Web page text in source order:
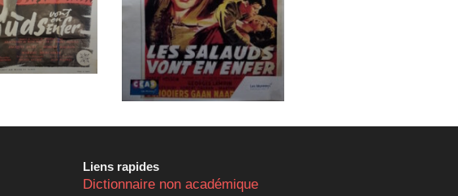
Liens rapides
Dictionnaire non académique